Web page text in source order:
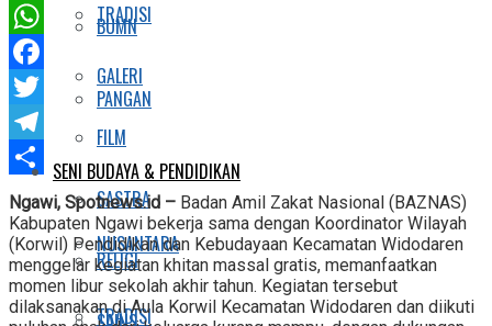
TRADISI
GALERI
FILM
SASTRA
RELIGI
BUMN
PANGAN
SENI BUDAYA & PENDIDIKAN
NUSANTARA
TRADISI
WhatsApp
Facebook
Twitter
Telegram
Share
Ngawi, Spotnews.id – Badan Amil Zakat Nasional (BAZNAS)
Kabupaten Ngawi bekerja sama dengan Koordinator Wilayah
(Korwil) Pendidikan dan Kebudayaan Kecamatan Widodaren
menggelar kegiatan khitan massal gratis, memanfaatkan
momen libur sekolah akhir tahun. Kegiatan tersebut
dilaksanakan di Aula Korwil Kecamatan Widodaren dan diikuti